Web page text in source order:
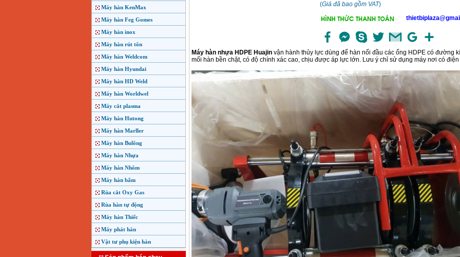
Máy hàn KenMax
Máy hàn Feg Gomes
Máy hàn inox
Máy hàn rút tôn
Máy hàn Weldcom
Máy hàn Hyundai
Máy hàn HD Weld
Máy hàn Worldwel
Máy cắt plasma
Máy hàn Hutong
Máy hàn Marller
Máy hàn Bulông
Máy hàn Nhựa
Máy hàn Nhôm
Máy hàn bấm
Rùa cắt Oxy Gas
Rùa hàn tự động
Máy hàn Thiếc
Máy phát hàn
Vật tư phụ kiện hàn
(Giá đã bao gồm VAT)
Máy hàn nhựa HDPE Huajinvận hành thủy lực dùng để hàn nối đầu các ống HDPE có đường
mối hàn bền chặt, có độ chính xác cao, chịu được áp lực lớn. Lưu ý chỉ sử dụng máy nơi có